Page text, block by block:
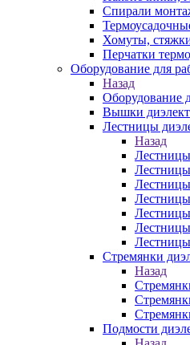
Спирали
Хомуты,
Перчатки
Оборудование для
Назад
Оборудование
Вышки
Лестницы
Назад
Стремянки
Назад
Подмости